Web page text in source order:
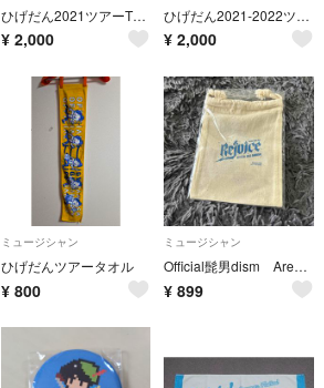
ひげだん2021ツアーTシャツ
¥ 2,000
ひげだん2021-2022ツアーTシャツ
¥ 2,000
ミュージシャン
ひげだんツアータオル
¥ 800
ミュージシャン
Official髭男dism Arena Tour 2024 -Rejoice- 巾着袋
¥ 899